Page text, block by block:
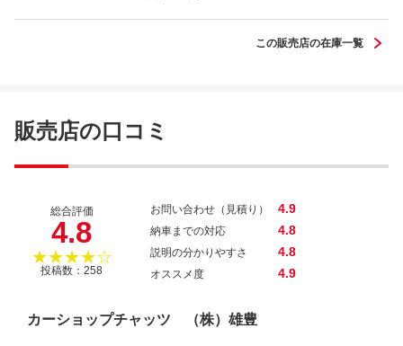
この販売店の在庫一覧
販売店の口コミ
総合評価
4.8
★★★★☆
投稿数：258
お問い合わせ（見積り） 4.9
納車までの対応 4.8
説明の分かりやすさ 4.8
オススメ度 4.9
カーショップチャッツ （株）雄豊